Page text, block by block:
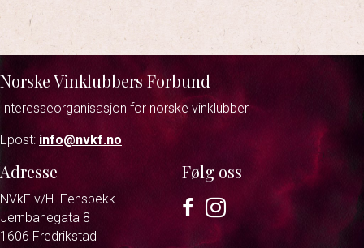
Norske Vinklubbers Forbund
Interesseorganisasjon for norske vinklubber
Epost: info@nvkf.no
Adresse
NVkF v/H. Fensbekk
Jernbanegata 8
1606 Fredrikstad
Følg oss
Facebook
Instagram